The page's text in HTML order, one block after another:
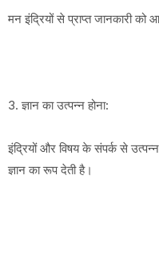
मन इंद्रियों से प्राप्त जानकारी को
3. ज्ञान का उत्पन्न होना:
इंद्रियों और विषय के संपर्क से
ज्ञान का रूप देती है।